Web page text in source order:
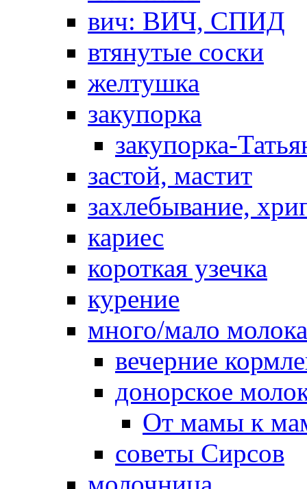
вич: ВИЧ, СПИД
втянутые соски
желтушка
закупорка
закупорка-
застой, мастит
захлебывание,
кариес
короткая узечка
курение
много/мало молока
вечерние
донорское
От мамы к
советы Сирсов